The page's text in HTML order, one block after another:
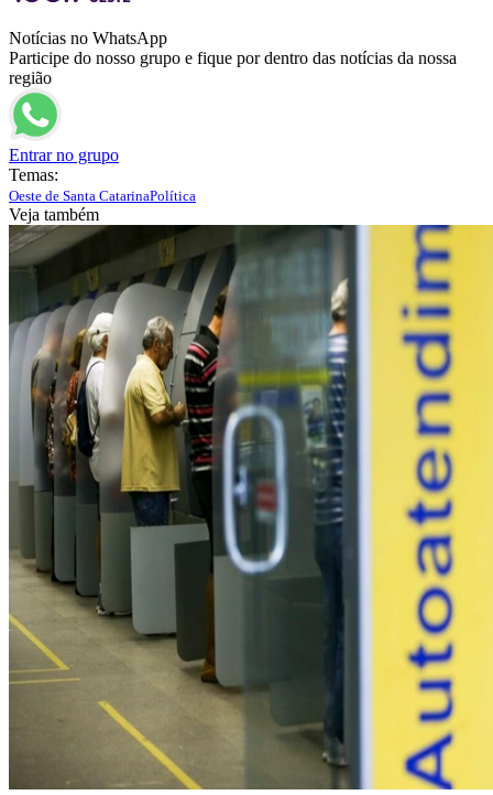
Notícias no WhatsApp
Participe do nosso grupo e fique por dentro das notícias da nossa
região
Entrar no grupo
Temas:
Oeste de Santa CatarinaPolítica
Veja também